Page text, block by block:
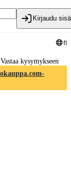
Kirjaudu
fi
Vastaa kysymykseen